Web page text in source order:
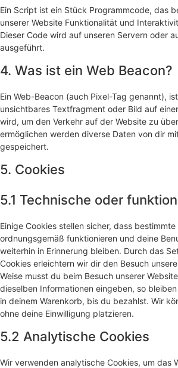
Ein Script ist ein Stück Programmcode, das
unserer Website Funktionalität und
Dieser Code wird auf unseren Servern oder
ausgeführt.
4. Was ist ein Web Beacon?
Ein Web-Beacon (auch Pixel-Tag genannt),
unsichtbares Textfragment oder Bild auf
wird, um den Verkehr auf der Website zu
ermöglichen werden diverse Daten von dir
gespeichert.
5. Cookies
5.1 Technische oder
Einige Cookies stellen sicher, dass
ordnungsgemäß funktionieren und deine
weiterhin in Erinnerung bleiben. Durch das
Cookies erleichtern wir dir den Besuch
Weise musst du beim Besuch unserer
dieselben Informationen eingeben, so
in deinem Warenkorb, bis du bezahlst. Wir
ohne deine Einwilligung platzieren.
5.2 Analytische Cookies
Wir verwenden analytische Cookies, um das